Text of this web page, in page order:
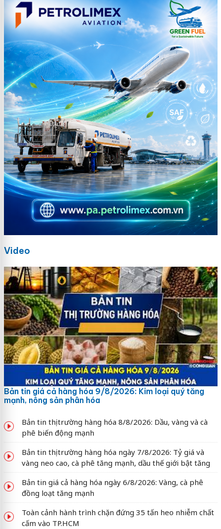
Video
Bản tin giá cả hàng hóa 9/8/2026: Kim loại quý tăng
mạnh, nông sản phân hóa
Bản tin thị trường hàng hóa 8/8/2026: Dầu, vàng và cà
phê biến động mạnh
Bản tin thị trường hàng hóa ngày 7/8/2026: Tỷ giá và
vàng neo cao, cà phê tăng mạnh, dầu thế giới bật tăng
Bản tin giá cả hàng hóa ngày 6/8/2026: Vàng, cà phê
đồng loạt tăng mạnh
Toàn cảnh hành trình chặn đứng 35 tấn heo nhiễm chất
cấm vào TP.HCM